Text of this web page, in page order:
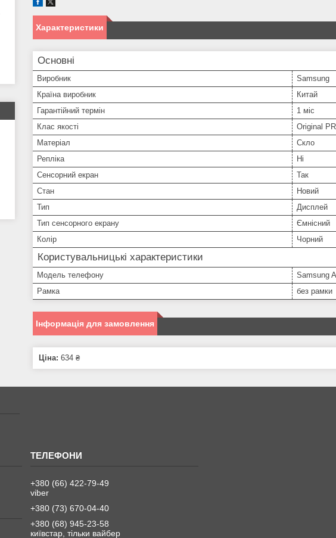
Характеристики
Основні
Виробник
Samsung
Країна виробник
Китай
Гарантійний термін
1 міс
Клас якості
Original
Матеріал
Скло
Репліка
Ні
Сенсорний екран
Так
Стан
Новий
Тип
Дисплей
Тип сенсорного екрану
Ємнісний
Колір
Чорний
Користувальницькі характеристики
Модель телефону
Samsung
Рамка
без рамки
Інформація для замовлення
Ціна: 634 ₴
+380 (66) 422-79-49
viber
+380 (73) 670-04-40
+380 (68) 945-23-58
київстар, тільки вайбер